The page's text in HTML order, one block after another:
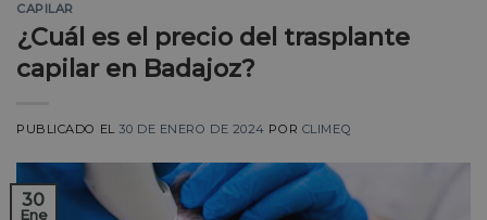
CAPILAR
¿Cuál es el precio del trasplante
capilar en Badajoz?
PUBLICADO EL30 DE ENERO DE 2024 POR CLIMEQ
30
Ene